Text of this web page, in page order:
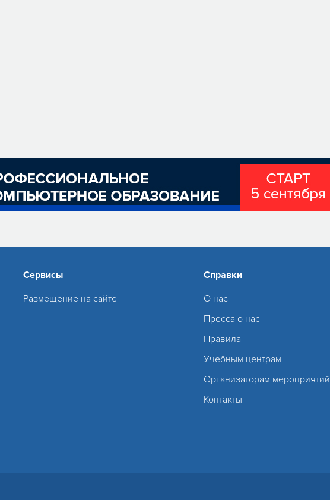
Сервисы
Размещение на сайте
Справки
О нас
Пресса о нас
Правила
Учебным центрам
Организаторам мероприятий
Контакты